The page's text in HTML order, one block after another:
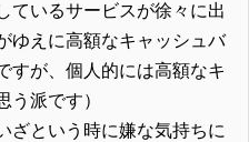
ているサービスが徐々に出
ゆえに高額なキャッシュバ
すが、個人的には高額なキ
う派です）
ざという時に嫌な気持ちに